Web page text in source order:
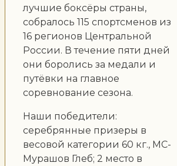
лучшие боксёры страны,
собралось 115 спортсменов из
16 регионов Центральной
России. В течение пяти дней
они боролись за медали и
путёвки на главное
соревнование сезона.
Наши победители:
серебрянные призеры в
весовой категории 60 кг., МС-
Мурашов Глеб; 2 место в